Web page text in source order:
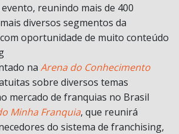
evento, reunindo mais de 400
diversos segmentos da
oportunidade de muito conteúdo
na Arena do Conhecimento
sobre diversos temas
mercado de franquias no Brasil
Minha Franquia, que reunirá
do sistema de franchising,